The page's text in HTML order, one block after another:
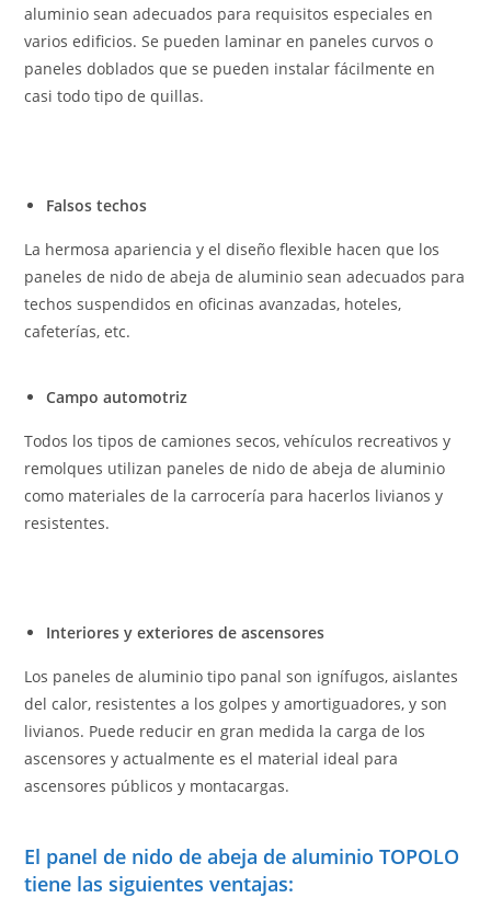
aluminio sean adecuados para requisitos especiales en
varios edificios. Se pueden laminar en paneles curvos o
paneles doblados que se pueden instalar fácilmente en
casi todo tipo de quillas.
Falsos techos
La hermosa apariencia y el diseño flexible hacen que los
paneles de nido de abeja de aluminio sean adecuados para
techos suspendidos en oficinas avanzadas, hoteles,
cafeterías, etc.
Campo automotriz
Todos los tipos de camiones secos, vehículos recreativos y
remolques utilizan paneles de nido de abeja de aluminio
como materiales de la carrocería para hacerlos livianos y
resistentes.
Interiores y exteriores de ascensores
Los paneles de aluminio tipo panal son ignífugos, aislantes
del calor, resistentes a los golpes y amortiguadores, y son
livianos. Puede reducir en gran medida la carga de los
ascensores y actualmente es el material ideal para
ascensores públicos y montacargas.
El panel de nido de abeja de aluminio TOPOLO
tiene las siguientes ventajas: